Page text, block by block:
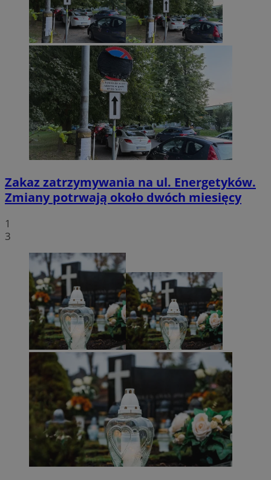
Zakaz zatrzymywania na ul. Energetyków.
Zmiany potrwają około dwóch miesięcy
1
3